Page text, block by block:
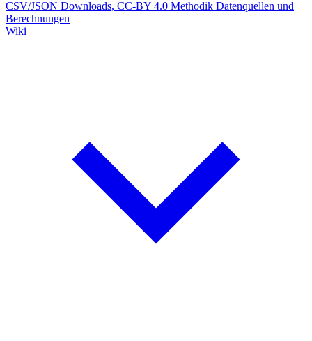
CSV/JSON Downloads, CC-BY 4.0 Methodik Datenquellen und
Berechnungen
Wiki